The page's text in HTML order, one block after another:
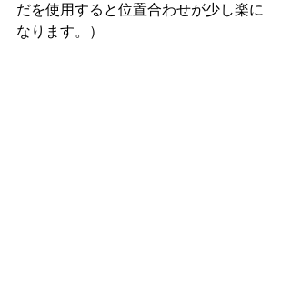
だを使用すると位置合わせが少し楽に
なります。）